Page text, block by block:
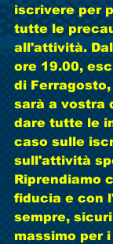
iscrivere per
tutte le
all'attività.
ore 19.00,
di
sarà a vostra
dare tutte le
caso sulle
sull'attività
Riprendiamo
fiducia e con
sempre,
massimo per